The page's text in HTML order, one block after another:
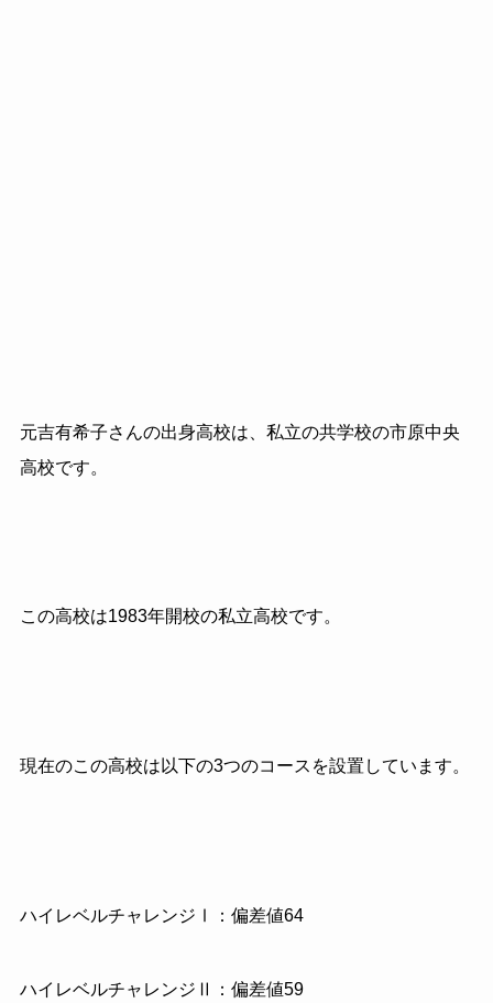
元吉有希子さんの出身高校は、私立の共学校の市原中央
高校です。
この高校は1983年開校の私立高校です。
現在のこの高校は以下の3つのコースを設置しています。
ハイレベルチャレンジⅠ：偏差値64
ハイレベルチャレンジⅡ：偏差値59